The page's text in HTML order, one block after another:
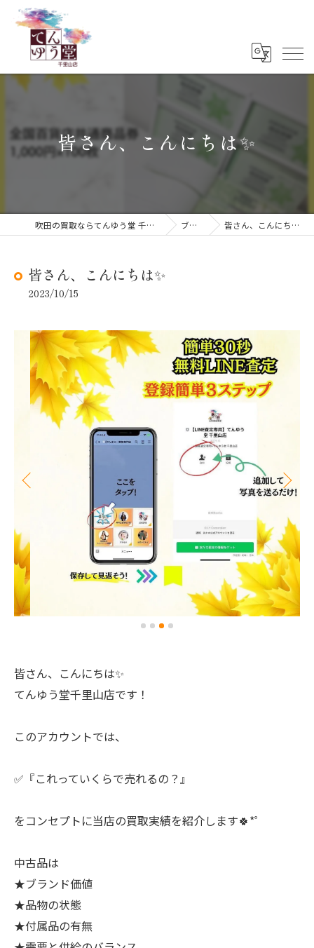
皆さん、こんにちは✨
吹田の買取ならてんゆう堂 千里山店 ブログ 皆さん、こんにちは✨
皆さん、こんにちは✨
2023/10/15
皆さん、こんにちは✨
てんゆう堂千里山店です！
このアカウントでは、
✅『これっていくらで売れるの？』
をコンセプトに当店の買取実績を紹介します🍀*゜
中古品は
★ブランド価値
★品物の状態
★付属品の有無